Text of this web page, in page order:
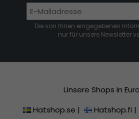
Die von Ihnen eingegebenen
nur für unsere Newsletter
Unsere Shops in
Hatshop.se | Hatshop.fi |